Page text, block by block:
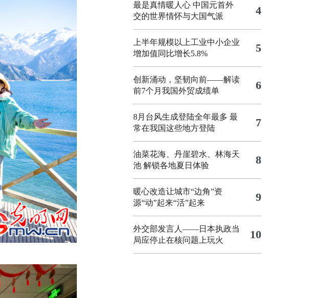
最是真情暖人心 中国元首外
交的世界情怀与大国气派
4
上半年规模以上工业中小企业
增加值同比增长5.8%
5
创新涌动，坚韧向前——解读
前7个月我国外贸成绩单
6
8月台风生成登陆全年最多 最
常在我国这些地方登陆
7
油菜花海、丹崖碧水、林海天
池 解锁各地夏日体验
8
暖心改造让城市“边角”资
源“动”起来“活”起来
9
外交部发言人——日本执政当
局应停止在核问题上玩火
10